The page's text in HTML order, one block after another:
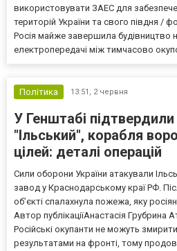
використовувати ЗАЕС для
територій України та свого півдня /
Росія майже завершила будівництво
електропередачі між тимчасово
Політика 13:51, 2 червня
У Генштабі
"Ільський", корабля
цілей: деталі операцій
Сили оборони України атакували
завод у Краснодарському краї РФ.
об’єкті спалахнула пожежа, яку
Автор публікаціїАнастасія Грубрина
Російські окупанти не можуть
результатами на фронті, тому